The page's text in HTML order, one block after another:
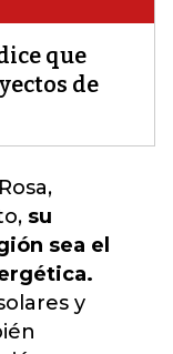
que
de
su
sea el
y